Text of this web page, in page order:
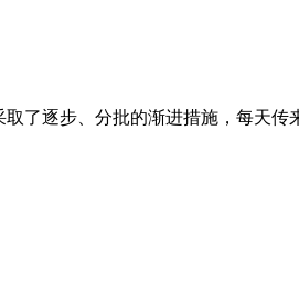
了逐步、分批的渐进措施，每天